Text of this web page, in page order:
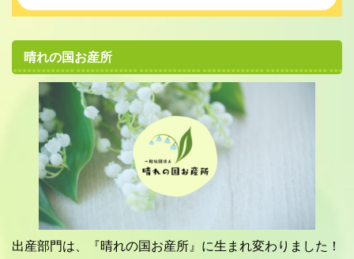
晴れの国お産所
出産部門は、『晴れの国お産所』に生まれ変わりました！